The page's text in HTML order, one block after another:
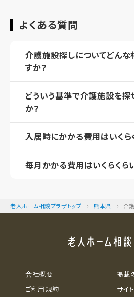
よくある質問
介護施設探しについてどんな
すか？
どういう基準で介護施設を探
か？
入居時にかかる費用はいくら
毎月かかる費用はいくらくら
老人ホーム相談プラザトップ 熊本県 介
会社概要
ご利用規約
掲載
サイ